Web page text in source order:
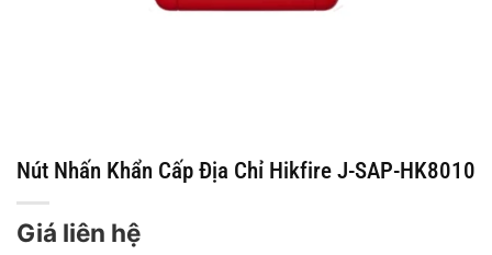
Nút Nhấn Khẩn Cấp Địa Chỉ Hikfire J-SAP-HK8010
Giá liên hệ